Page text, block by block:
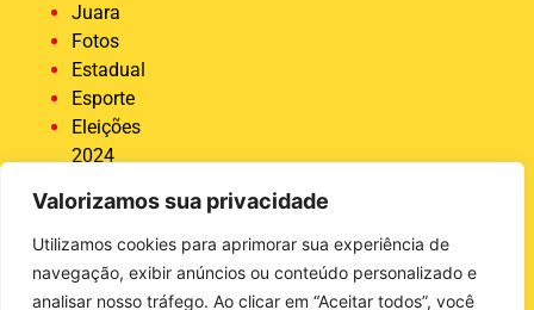
Valorizamos sua privacidade
Utilizamos cookies para aprimorar sua experiência de
navegação, exibir anúncios ou conteúdo personalizado e
analisar nosso tráfego. Ao clicar em “Aceitar todos”, você
Juara
Fotos
Estadual
Esporte
Eleições
2024
Destaque
COVID 19
Brasil
Bastidores